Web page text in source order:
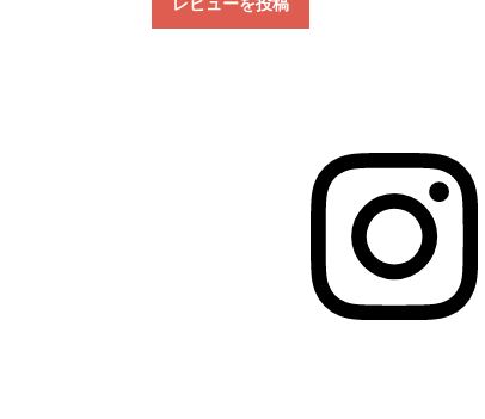
レビューを投稿